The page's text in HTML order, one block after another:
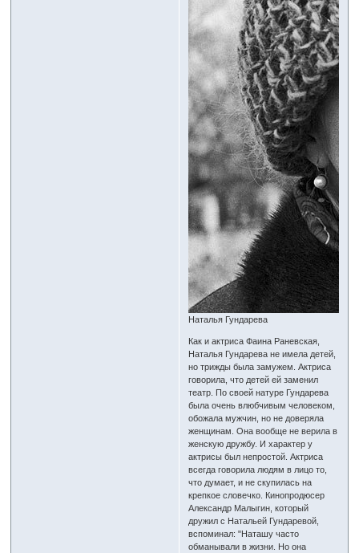
Наталья Гундарева
Как и актриса Фаина Раневская,
Наталья Гундарева не имела детей,
но трижды была замужем. Актриса
говорила, что детей ей заменил
театр. По своей натуре Гундарева
была очень влюбчивым человеком,
обожала мужчин, но не доверяла
женщинам. Она вообще не верила в
женскую дружбу. И характер у
актрисы был непростой. Актриса
всегда говорила людям в лицо то,
что думает, и не скупилась на
крепкое словечко. Кинопродюсер
Александр Малыгин, который
дружил с Натальей Гундаревой,
вспоминал: "Наташу часто
обманывали в жизни. Но она